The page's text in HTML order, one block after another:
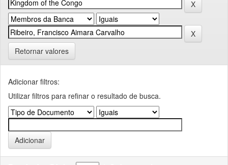
Retornar valores
Adicionar filtros:
Utilizar filtros para refinar o resultado de busca.